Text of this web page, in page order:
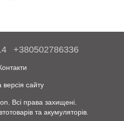
+380502786336
версія сайту
Всі права захищені.
та акумуляторів.